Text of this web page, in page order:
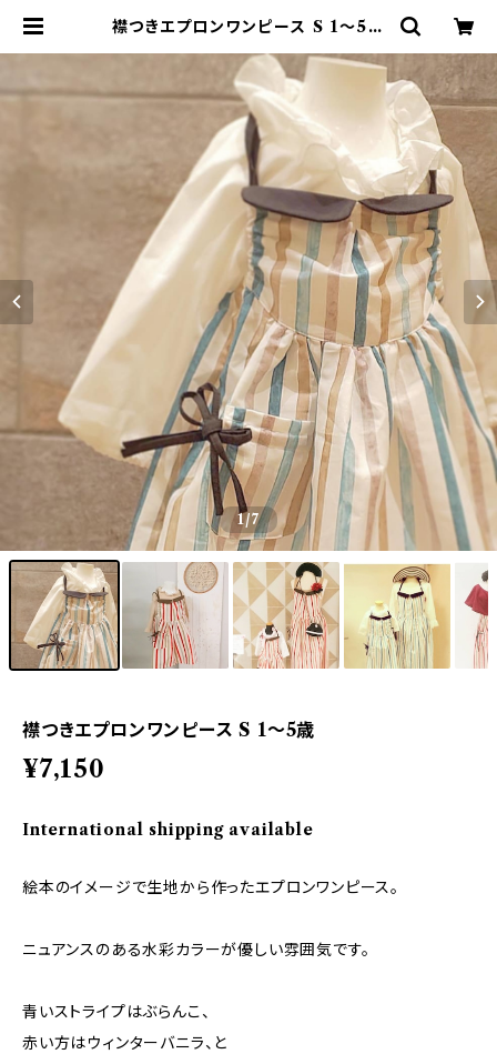
襟つきエプロンワンピース S 1～5歳
1/7
襟つきエプロンワンピース S 1～5歳
¥7,150
International shipping available
絵本のイメージで生地から作ったエプロンワンピース。
ニュアンスのある水彩カラーが優しい雰囲気です。
青いストライプはぶらんこ、
赤い方はウィンターバニラ、と